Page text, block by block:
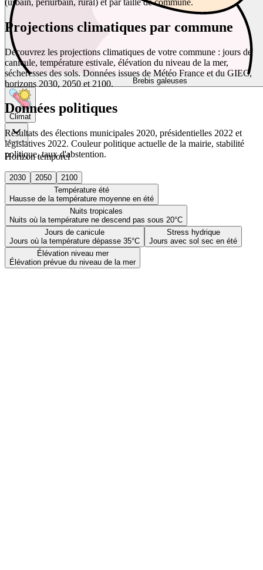
Brebis galeuses
Climat
Horizon temporel
2030 2050
2100
Température été
Hausse de la température moyenne en été
Nuits tropicales
Nuits où la température ne descend pas sous 20°C
Jours de canicule
Jours où la température dépasse 35°C
Stress hydrique
Jours avec sol sec en été
Élévation niveau mer
Élévation prévue du niveau de la mer
Projections climatiques par commune
Découvrez les projections climatiques de votre commune : jours de
canicule, température estivale, élévation du niveau de la mer,
sécheresses des sols. Données issues de Météo France et du GIEC,
horizons 2030, 2050 et 2100.
Données politiques
Résultats des élections municipales 2020, présidentielles 2022 et
législatives 2022. Couleur politique actuelle de la mairie, stabilité
politique, taux d'abstention.